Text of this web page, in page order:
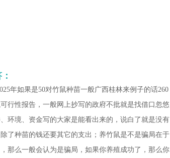
年如果是50对竹鼠种苗一般广西桂林来例子的话260
行性报告，一般网上抄写的政府不批就是找借口忽悠
环境、资金写的大家是能看出来的，说白了就是没有
了种苗的钱还要其它的支出；养竹鼠是不是骗局在于
那么一般会认为是骗局，如果你养殖成功了，那么你